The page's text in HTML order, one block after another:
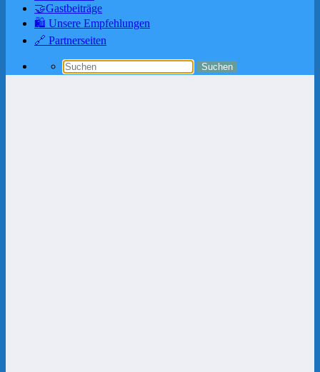
🤝Gastbeiträge
🛍️ Unsere Empfehlungen
🔗 Partnerseiten